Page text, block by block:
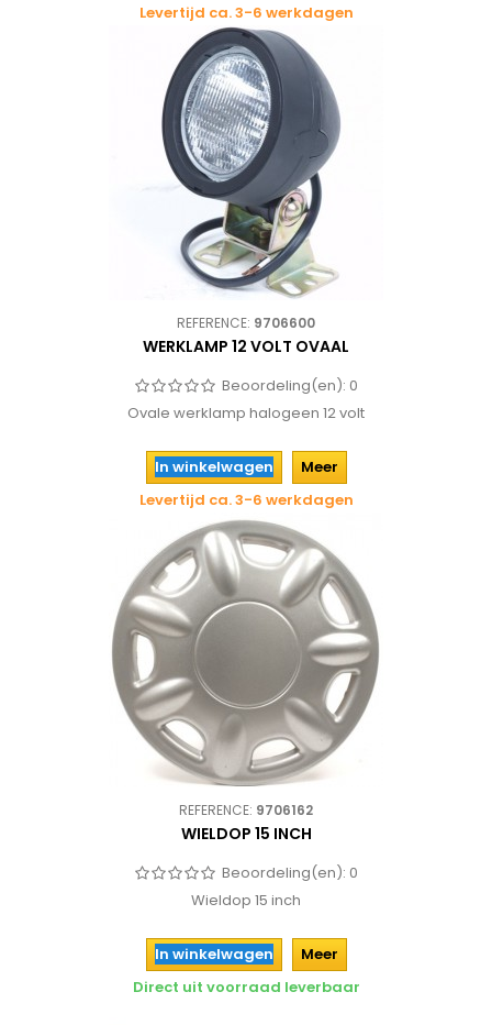
Levertijd ca. 3-6 werkdagen
REFERENCE: 9706600
WERKLAMP 12 VOLT OVAAL
Beoordeling(en): 0
Ovale werklamp halogeen 12 volt
In winkelwagen
Meer
Levertijd ca. 3-6 werkdagen
REFERENCE: 9706162
WIELDOP 15 INCH
Beoordeling(en): 0
Wieldop 15 inch
In winkelwagen
Meer
Direct uit voorraad leverbaar